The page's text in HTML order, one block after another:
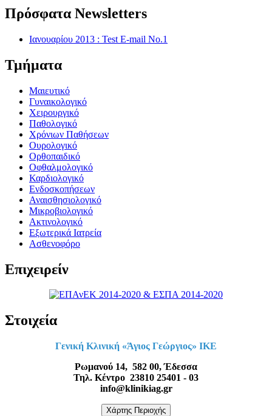
Πρόσφατα Newsletters
Ιανουαρίου 2013 : Test E-mail No.1
Τμήματα
Μαιευτικό
Γυναικολογικό
Χειρουργικό
Παθολογικό
Χρόνιων Παθήσεων
Ουρολογικό
Ορθοπαιδικό
Οφθαλμολογικό
Καρδιολογικό
Ενδοσκοπήσεων
Αναισθησιολογικό
Μικροβιολογικό
Ακτινολογικό
Εξωτερικά Ιατρεία
Ασθενοφόρο
Επιχειρείν
Στοιχεία
Γενική Κλινική «Άγιος Γεώργιος» ΙΚΕ
Ρωμανού 14, 582 00, Έδεσσα
Τηλ. Κέντρο 23810 25401 - 03
info@klinikiag.gr
Χάρτης Περιοχής